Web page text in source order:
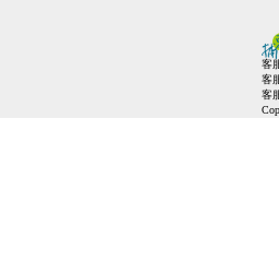
客
客
客